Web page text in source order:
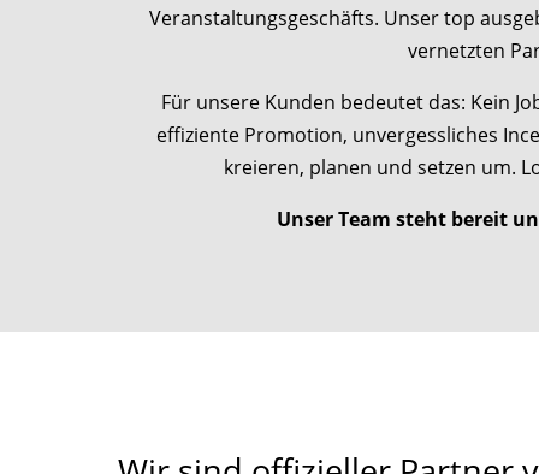
Veranstaltungsgeschäfts. Unser top
vernetzten
Für unsere Kunden bedeutet das: Kein
effiziente Promotion, unvergessliches
kreieren, planen und setzen um.
Unser Team steht bereit